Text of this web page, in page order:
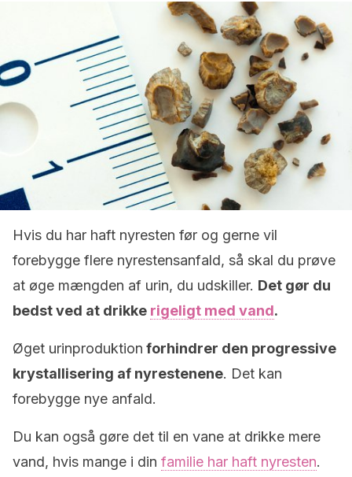
Hvis du har haft nyresten før og gerne vil
forebygge flere nyrestensanfald, så skal du prøve
at øge mængden af urin, du udskiller. Det gør du
bedst ved at drikke rigeligt med vand.
Øget urinproduktion forhindrer den progressive
krystallisering af nyrestenene. Det kan
forebygge nye anfald.
Du kan også gøre det til en vane at drikke mere
vand, hvis mange i din familie har haft nyresten.